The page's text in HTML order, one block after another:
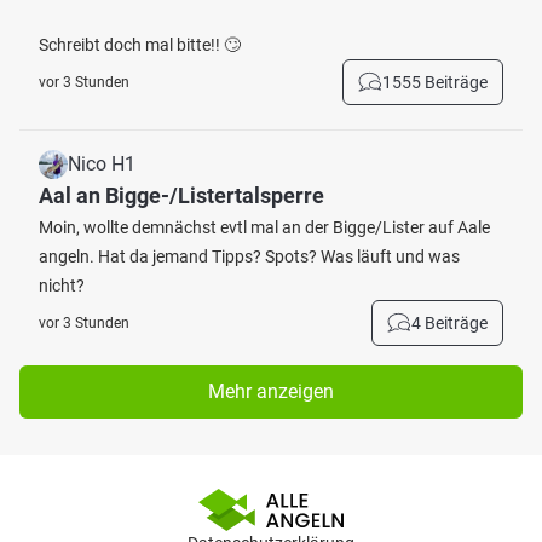
Schreibt doch mal bitte!! 🙄
vor 3 Stunden 1555 Beiträge
Nico H1
Aal an Bigge-/Listertalsperre
Moin, wollte demnächst evtl mal an der Bigge/Lister auf Aale
angeln. Hat da jemand Tipps? Spots? Was läuft und was
nicht?
vor 3 Stunden 4 Beiträge
Mehr anzeigen